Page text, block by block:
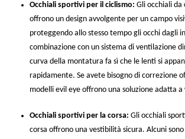
Occhiali sportivi per il ciclismo: Gli occhiali da
offrono un design avvolgente per un campo
proteggendo allo stesso tempo gli occhi dagli
combinazione con un sistema di ventilazione
curva della montatura fa sì che le lenti si
rapidamente. Se avete bisogno di correzione
modelli evil eye offrono una soluzione adatta a
Occhiali sportivi per la corsa: Gli occhiali
corsa offrono una vestibilità sicura. Alcuni